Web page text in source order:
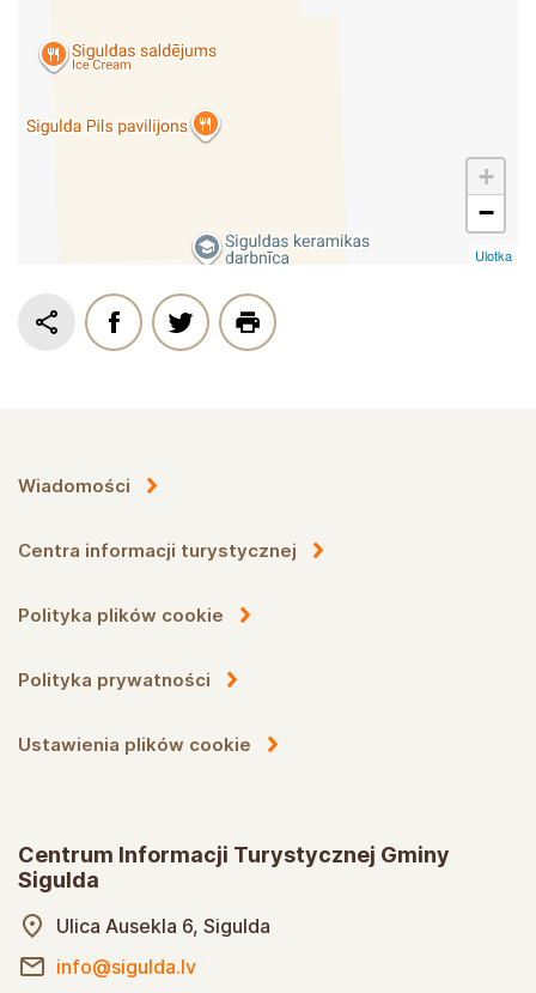
+
−
Ulotka
Wiadomości
Centra informacji turystycznej
Polityka plików cookie
Polityka prywatności
Ustawienia plików cookie
Centrum Informacji Turystycznej Gminy
Sigulda
Ulica Ausekla 6, Sigulda
info@sigulda.lv